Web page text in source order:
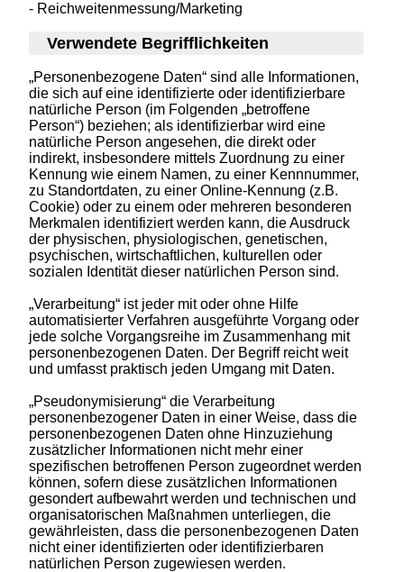
- Reichweitenmessung/Marketing
Verwendete Begrifflichkeiten
„Personenbezogene Daten“ sind alle Informationen,
die sich auf eine identifizierte oder identifizierbare
natürliche Person (im Folgenden „betroffene
Person“) beziehen; als identifizierbar wird eine
natürliche Person angesehen, die direkt oder
indirekt, insbesondere mittels Zuordnung zu einer
Kennung wie einem Namen, zu einer Kennnummer,
zu Standortdaten, zu einer Online-Kennung (z.B.
Cookie) oder zu einem oder mehreren besonderen
Merkmalen identifiziert werden kann, die Ausdruck
der physischen, physiologischen, genetischen,
psychischen, wirtschaftlichen, kulturellen oder
sozialen Identität dieser natürlichen Person sind.
„Verarbeitung“ ist jeder mit oder ohne Hilfe
automatisierter Verfahren ausgeführte Vorgang oder
jede solche Vorgangsreihe im Zusammenhang mit
personenbezogenen Daten. Der Begriff reicht weit
und umfasst praktisch jeden Umgang mit Daten.
„Pseudonymisierung“ die Verarbeitung
personenbezogener Daten in einer Weise, dass die
personenbezogenen Daten ohne Hinzuziehung
zusätzlicher Informationen nicht mehr einer
spezifischen betroffenen Person zugeordnet werden
können, sofern diese zusätzlichen Informationen
gesondert aufbewahrt werden und technischen und
organisatorischen Maßnahmen unterliegen, die
gewährleisten, dass die personenbezogenen Daten
nicht einer identifizierten oder identifizierbaren
natürlichen Person zugewiesen werden.